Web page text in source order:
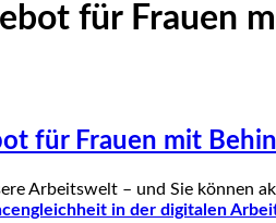
für Frauen
für Frauen mit
Arbeitswelt – und Sie können
in der digitalen